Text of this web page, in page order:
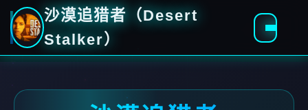
沙漠追猎者（Desert
Stalker）